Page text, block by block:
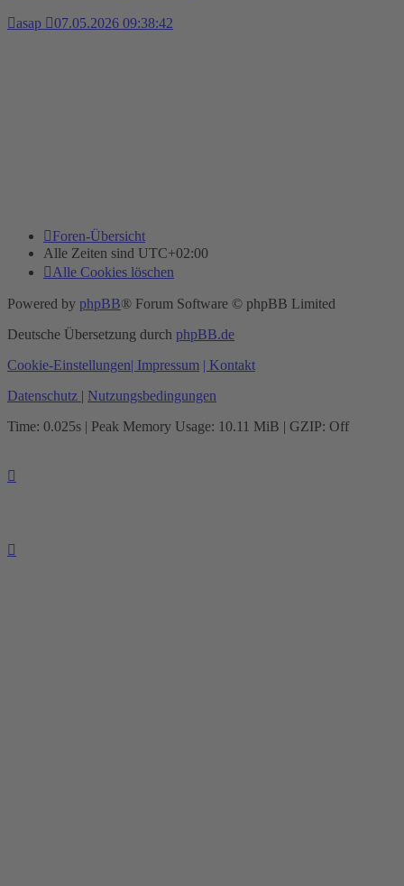
asap 07.05.2026 09:38:42
Foren-Übersicht
Alle Zeiten sind UTC+02:00
Alle Cookies löschen
Powered by phpBB® Forum Software © phpBB Limited
Deutsche Übersetzung durch phpBB.de
Cookie-Einstellungen| Impressum | Kontakt
Datenschutz | Nutzungsbedingungen
Time: 0.025s | Peak Memory Usage: 10.11 MiB | GZIP: Off